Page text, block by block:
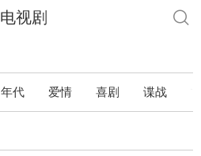
电视剧
年代 爱情 喜剧 谍战